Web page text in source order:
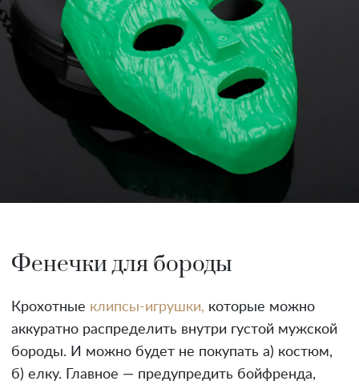
Фенечки для бороды
Крохотные клипсы-игрушки, которые можно
аккуратно распределить внутри густой мужской
бороды. И можно будет не покупать а) костюм,
б) елку. Главное — предупредить бойфренда,